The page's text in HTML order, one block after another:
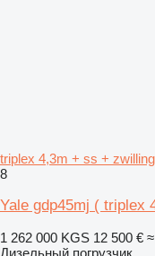
triplex 4,3m + ss +
8
Yale gdp45mj ( triplex
1 262 000 KGS 12 500 €
Дизельный погрузчик